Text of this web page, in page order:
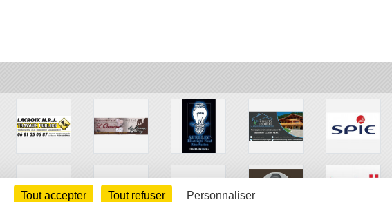
Tout accepter Tout refuser Personnaliser